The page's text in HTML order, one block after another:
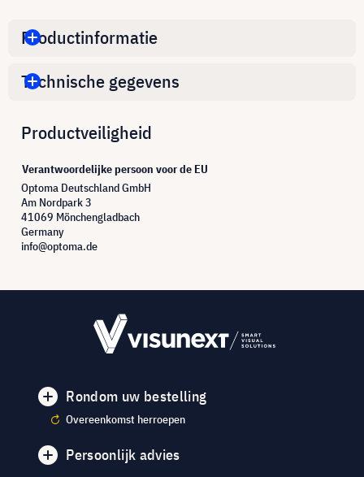
Productinformatie
Technische gegevens
Productveiligheid
Verantwoordelijke persoon voor de EU
Optoma Deutschland GmbH
Am Nordpark 3
41069 Mönchengladbach
Germany
info@optoma.de
Rondom uw bestelling
Overeenkomst herroepen
Persoonlijk advies